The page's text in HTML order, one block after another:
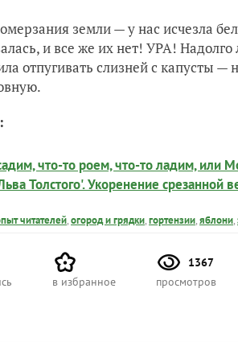
земли — у нас исчезла
и все же их нет! УРА! Надолго
отпугивать слизней с капусты
что-то роем, что-то ладим, или
Толстого'. Укоренение срезанной
читателей,огород и грядки,гортензии,яблони,
в избранное
1367
просмотров